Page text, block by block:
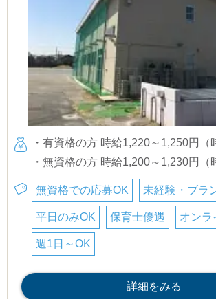
・有資格の方 時給1,220～1,250円（
・無資格の方 時給1,200～1,230円（
無資格での応募OK 未経験・ブラ
平日のみOK 保育士優遇 オンラ
週1日～OK
詳細をみる